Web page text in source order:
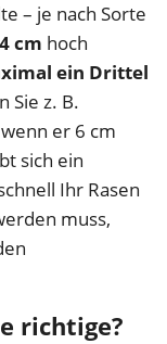
– je nach Sorte
cm hoch
ein Drittel
Sie z. B.
er 6 cm
sich ein
Ihr Rasen
muss,
richtige?